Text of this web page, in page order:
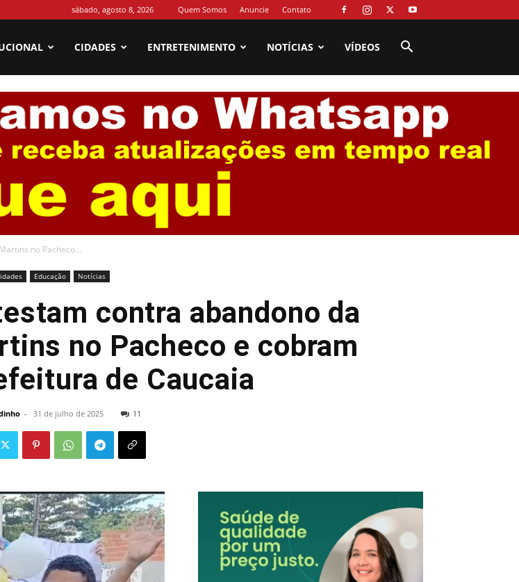
sábado, agosto 8, 2026 Quem Somos Anuncie Contato
CIDADES ENTRETENIMENTO NOTÍCIAS VÍDEOS
no Pacheco...
Educação Notícias
contra abandono da
no Pacheco e cobram
de Caucaia
- 31 de julho de 2025 11